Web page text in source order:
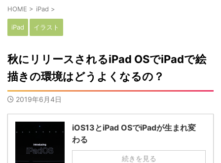
HOME > iPad >
iPad イラスト
秋にリリースされるiPad OSでiPadで絵
描きの環境はどうよくなるの？
2019年6月4日
iOS13とiPad OSでiPadが生まれ変
わる
続きを見る